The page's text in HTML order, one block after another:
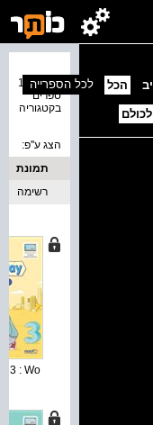
יב הכל
לכולם
נמצאו 14
ספרים
בקטגוריה
לכל הספרייה
הצג ע''פ:
תמונת
כריכה
רשימה
3 : Wo...